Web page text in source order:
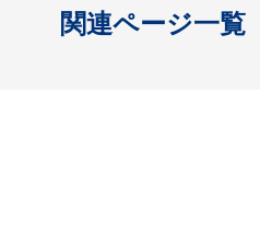
関連ページ一覧
開く